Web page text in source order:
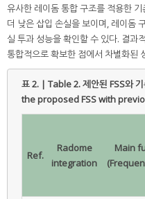
유사한 레이돔 통합 구조를 적용한
더 낮은 삽입 손실을 보이며, 레이돔
실 투과 성능을 확인할 수 있다. 결과
통합적으로 확보한 점에서 차별화된
표 2. | Table 2.제안된 FSS와
the proposed FSS with
Ref.
Radome
integration
Main